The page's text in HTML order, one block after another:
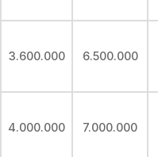
3.600.000 6.500.000
4.000.000 7.000.000